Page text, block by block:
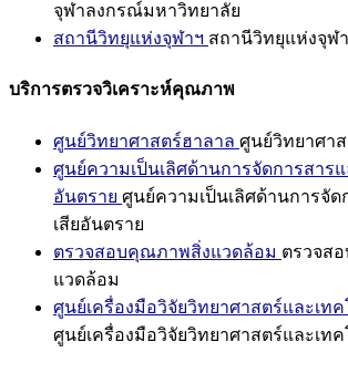
จุฬาลงกรณ์มหาวิทยาลัย
สถานีวิทยุแห่งจุฬาฯ สถานีวิทยุแห่งจุฬ
บริการตรวจวิเคราะห์คุณภาพ
ศูนย์วิทยาศาสตร์ฮาลาล ศูนย์วิทยาศา
ศูนย์ความเป็นเลิศด้านการจัดการสารแ
อันตราย ศูนย์ความเป็นเลิศด้านการจัด
เสียอันตราย
ตรวจสอบคุณภาพสิ่งแวดล้อม ตรวจส
แวดล้อม
ศูนย์เครื่องมือวิจัยวิทยาศาสตร์และเทค
ศูนย์เครื่องมือวิจัยวิทยาศาสตร์และเทค